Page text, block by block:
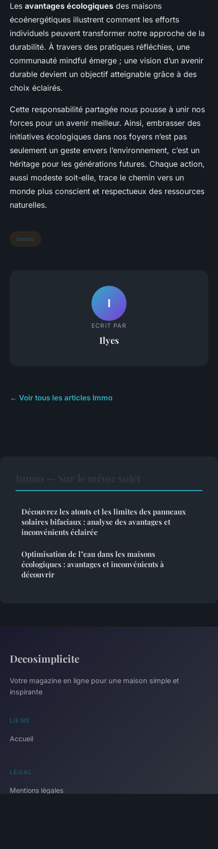
Les avantages écologiques des maisons
écoénergétiques illustrent comment les efforts
individuels peuvent transformer notre approche de la
durabilité. À travers des pratiques réfléchies, une
communauté mindful émerge ; une vision d’un avenir
durable devient un objectif atteignable grâce à des
choix éclairés.
Cette responsabilité partagée nous pousse à unir nos
forces pour un avenir meilleur. Ainsi, embrasser des
initiatives écologiques dans nos foyers n’est pas
seulement un geste envers l’environnement, c’est un
héritage pour les générations futures. Chaque action,
aussi modeste soit-elle, trace le chemin vers un
monde plus conscient et respectueux des ressources
naturelles.
Immo
I
ECRIT PAR
Ilyes
← Voir tous les articles Immo
Découvrez les atouts et les limites des panneaux
solaires bifaciaux : analyse des avantages et
inconvénients éclairée
Optimisation de l"eau dans les maisons
écologiques : avantages et inconvénients à
découvrir
Decosimplicite
Votre magazine en ligne pour une maison simple et
inspirante
LIENS
Accueil
LÉGAL
Mentions légales